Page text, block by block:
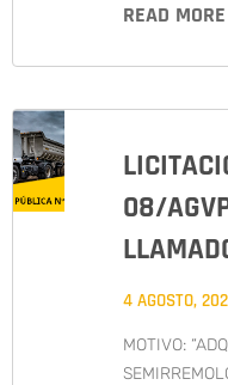
READ MORE
08/
4 AGOSTO,
MOTIVO: